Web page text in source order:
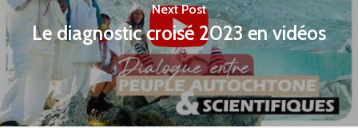
Next Post
Le diagnostic croisé 2023 en vidéos